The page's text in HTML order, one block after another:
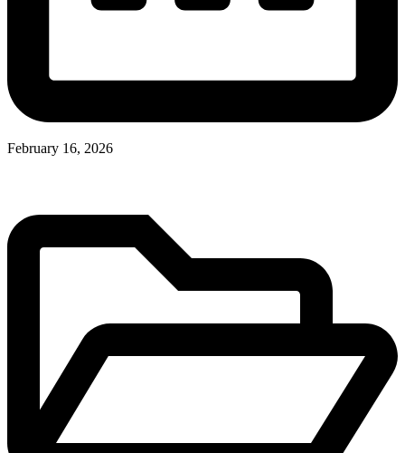
February 16, 2026